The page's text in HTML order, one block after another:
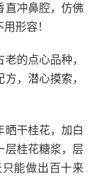
直冲鼻腔，仿佛
形容！
的点心品种，
，潜心摸索，
晒干桂花，加白
层桂花糖浆，层
能做出百十来